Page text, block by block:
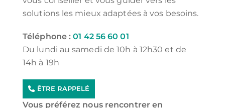
solutions les mieux adaptées à vos besoins.
Téléphone :01 42 56 60 01
Du lundi au samedi de 10h à 12h30 et de
14h à 19h
ÊTRE RAPPELÉ
Vous préférez nous rencontrer en